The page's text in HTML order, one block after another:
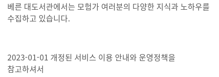
베른 대도서관에서는 모험가 여러분의 다양한 지식과 노하우를
수집하고 있습니다.
2023-01-01 개정된 서비스 이용 안내와 운영정책을
참고하셔서